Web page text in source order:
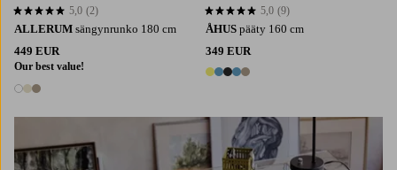
ALLERUM sängynrunko 180 cm
449 EUR
Our best value!
3 värejä
5,0 perustuen 2 arvosanaan
5,0 (2)
ÅHUS pääty 160 cm
349 EUR
5 värejä
5,0 perustuen 9 arvosanaan
5,0 (9)